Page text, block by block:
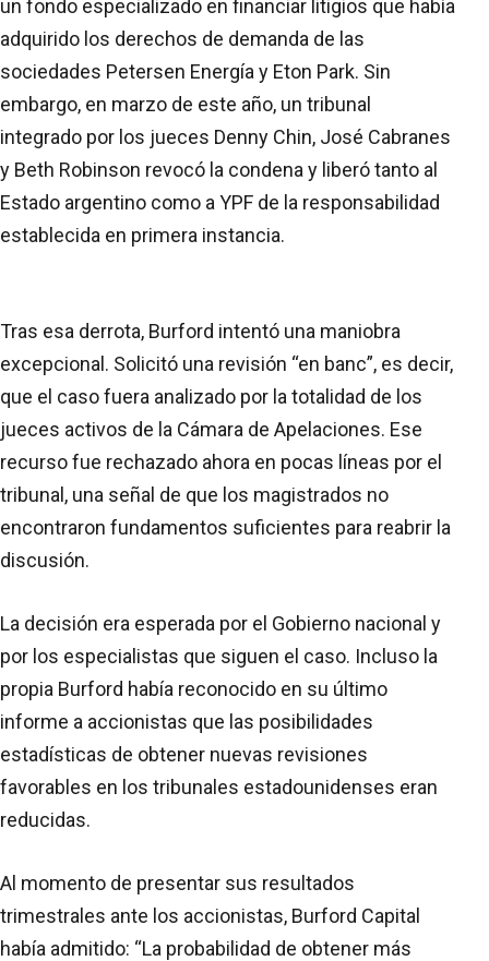
un fondo especializado en financiar litigios que había
adquirido los derechos de demanda de las
sociedades Petersen Energía y Eton Park. Sin
embargo, en marzo de este año, un tribunal
integrado por los jueces Denny Chin, José Cabranes
y Beth Robinson revocó la condena y liberó tanto al
Estado argentino como a YPF de la responsabilidad
establecida en primera instancia.
Tras esa derrota, Burford intentó una maniobra
excepcional. Solicitó una revisión “en banc”, es decir,
que el caso fuera analizado por la totalidad de los
jueces activos de la Cámara de Apelaciones. Ese
recurso fue rechazado ahora en pocas líneas por el
tribunal, una señal de que los magistrados no
encontraron fundamentos suficientes para reabrir la
discusión.
La decisión era esperada por el Gobierno nacional y
por los especialistas que siguen el caso. Incluso la
propia Burford había reconocido en su último
informe a accionistas que las posibilidades
estadísticas de obtener nuevas revisiones
favorables en los tribunales estadounidenses eran
reducidas.
Al momento de presentar sus resultados
trimestrales ante los accionistas, Burford Capital
había admitido: “La probabilidad de obtener más